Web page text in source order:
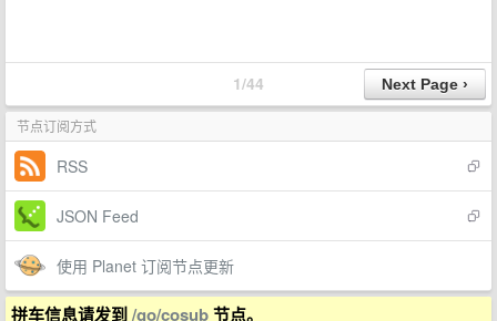
1/44
节点订阅方式
RSS
JSON Feed
使用 Planet 订阅节点更新
拼车信息请发到/go/cosub节点。